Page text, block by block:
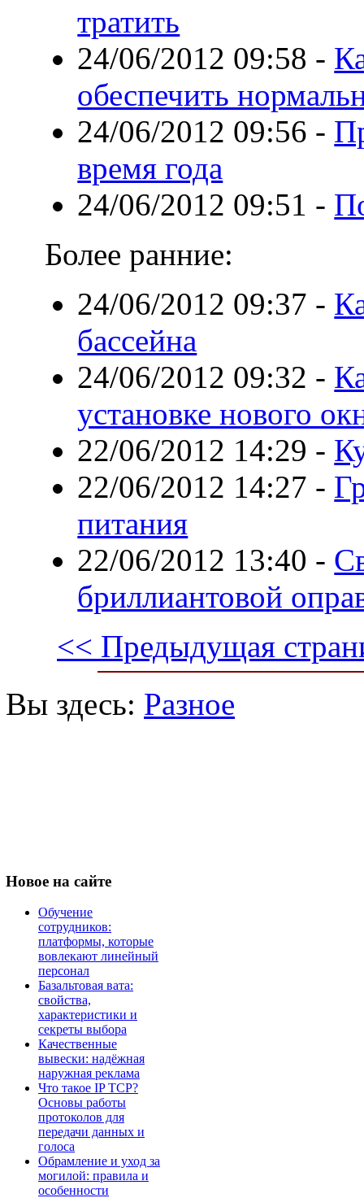
тратить
24/06/2012 09:58 -
обеспечить
24/06/2012 09:56 -
время года
24/06/2012 09:51 -
Более ранние:
24/06/2012 09:37 -
бассейна
24/06/2012 09:32 -
установке нового
22/06/2012 14:29 -
22/06/2012 14:27 -
питания
22/06/2012 13:40 -
бриллиантовой
<< Предыдущая
Вы здесь: Разное
Новое на сайте
Обучение
сотрудников:
платформы, которые
вовлекают линейный
персонал
Базальтовая вата:
свойства,
характеристики и
секреты выбора
Качественные
вывески: надёжная
наружная реклама
Что такое IP TCP?
Основы работы
протоколов для
передачи данных и
голоса
Обрамление и уход за
могилой: правила и
особенности